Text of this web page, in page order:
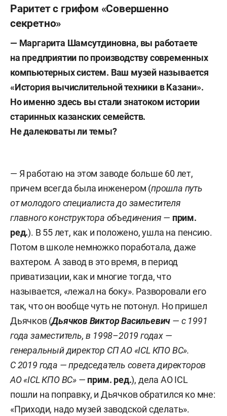
Раритет с грифом «Совершенно
секретно»
— Маргарита Шамсутдиновна, вы работаете
на предприятии по производству современных
компьютерных систем. Ваш музей называется
«История вычислительной техники в Казани».
Но именно здесь вы стали знатоком истории
старинных казанских семейств.
Не далековаты ли темы?
— Я работаю на этом заводе больше 60 лет,
причем всегда была инженером (прошла путь
от молодого специалиста до заместителя
главного конструктора объединения — прим.
ред.). В 55 лет, как и положено, ушла на пенсию.
Потом в школе немножко поработала, даже
вахтером. А завод в это время, в период
приватизации, как и многие тогда, что
называется, «лежал на боку». Разворовали его
так, что он вообще чуть не потонул. Но пришел
Дьячков (Дьячков Виктор Васильевич — с 1991
года заместитель, в 1998–2019 годах —
генеральный директор СП АО «ICL КПО ВС».
С 2019 года — председатель совета директоров
АО «ICL КПО ВС» — прим. ред.), дела АО ICL
пошли на поправку, и Дьячков обратился ко мне:
«Приходи, надо музей заводской сделать».